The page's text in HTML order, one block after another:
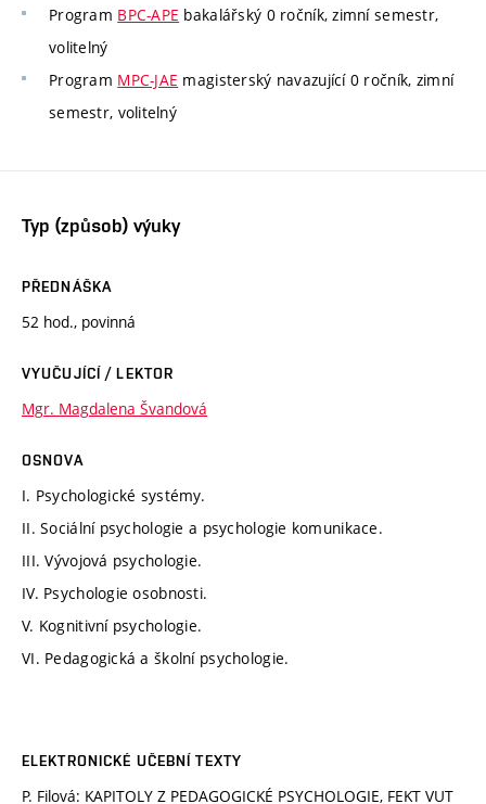
Program BPC-APE bakalářský 0 ročník, zimní semestr,
volitelný
Program MPC-JAE magisterský navazující 0 ročník, zimní
semestr, volitelný
Typ (způsob) výuky
PŘEDNÁŠKA
52 hod., povinná
VYUČUJÍCÍ / LEKTOR
Mgr. Magdalena Švandová
OSNOVA
I. Psychologické systémy.
II. Sociální psychologie a psychologie komunikace.
III. Vývojová psychologie.
IV. Psychologie osobnosti.
V. Kognitivní psychologie.
VI. Pedagogická a školní psychologie.
ELEKTRONICKÉ UČEBNÍ TEXTY
P. Filová: KAPITOLY Z PEDAGOGICKÉ PSYCHOLOGIE, FEKT VUT